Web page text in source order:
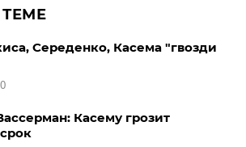
Середенко, Касема "гвозди
Касему грозит